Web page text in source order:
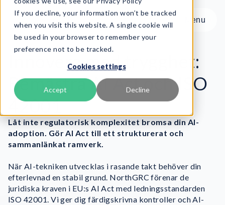
If you decline, your information won’t be tracked
when you visit this website. A single cookie will
be used in your browser to remember your
preference not to be tracked.
Cookies settings
Accept Decline
Menu
Menu
Produkt
Tjänster
Resurser
Om oss
Book Demo
Innovera med trygghet:
Bemästra AI Act och ISO
42001
Låt inte regulatorisk komplexitet bromsa din AI-
adoption. Gör AI Act till ett strukturerat och
sammanlänkat ramverk.
När AI-tekniken utvecklas i rasande takt behöver din
efterlevnad en stabil grund. NorthGRC förenar de
juridiska kraven i EU:s AI Act med ledningsstandarden
ISO 42001. Vi ger dig färdigskrivna kontroller och AI-